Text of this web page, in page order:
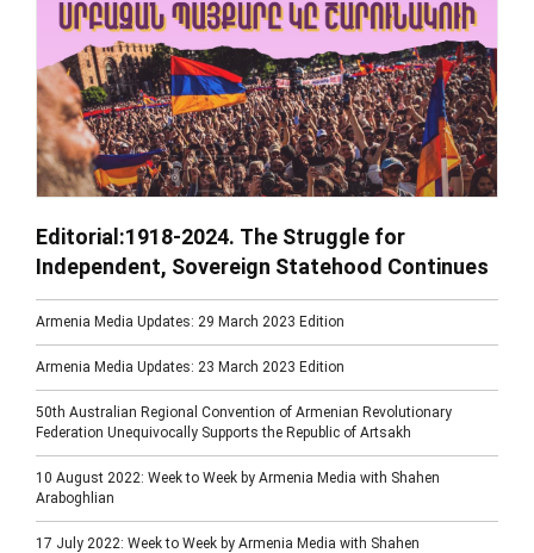
Editorial:1918-2024. The Struggle for
Independent, Sovereign Statehood Continues
Armenia Media Updates: 29 March 2023 Edition
Armenia Media Updates: 23 March 2023 Edition
50th Australian Regional Convention of Armenian Revolutionary
Federation Unequivocally Supports the Republic of Artsakh
10 August 2022: Week to Week by Armenia Media with Shahen
Araboghlian
17 July 2022: Week to Week by Armenia Media with Shahen